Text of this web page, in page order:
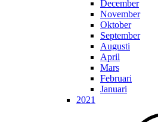
December
November
Oktober
September
Augusti
April
Mars
Februari
Januari
2021